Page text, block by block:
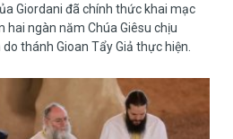
Giordani đã chính thức khai mạc
hai ngàn năm Chúa Giêsu chịu
thánh Gioan Tẩy Giả thực hiện.